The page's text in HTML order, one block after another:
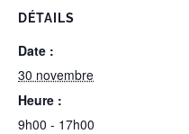
DÉTAILS
Date :
30 novembre
Heure :
9h00 - 17h00